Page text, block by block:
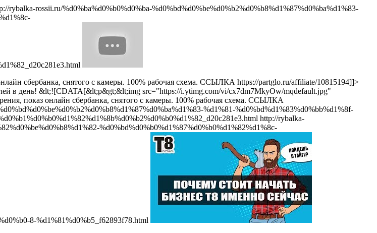
rybalka-rossii.ru/%d0%ba%d0%b0%d0%ba-%d0%bd%d0%be%d0%b2%d0%b8%d1%87%d0%ba%d1%83-
сбербанка, снятого с камеры. 100% рабочая схема. ССЫЛКА https://partglo.ru/affiliate/10815194]]>
в день! &lt;![CDATA[&lt;p&gt;&lt;img src="https://i.ytimg.com/vi/cx7dm7MkyOw/mqdefault.jpg"
показ онлайн сбербанка, снятого с камеры. 100% рабочая схема. ССЫЛКА
%d1%81-%d0%bd%d1%83%d0%bb%d1%8f-
http://rybalka-
%d0%bd%d0%b0%d1%87%d0%b0%d1%82%d1%8c-
8-%d1%81%d0%b5_f62893f78.html